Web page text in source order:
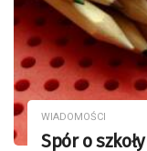
WIADOMOŚCI
Spór o